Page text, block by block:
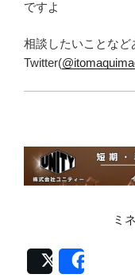
ですよ
相談したいことなど
Twitter(
ミ
Post